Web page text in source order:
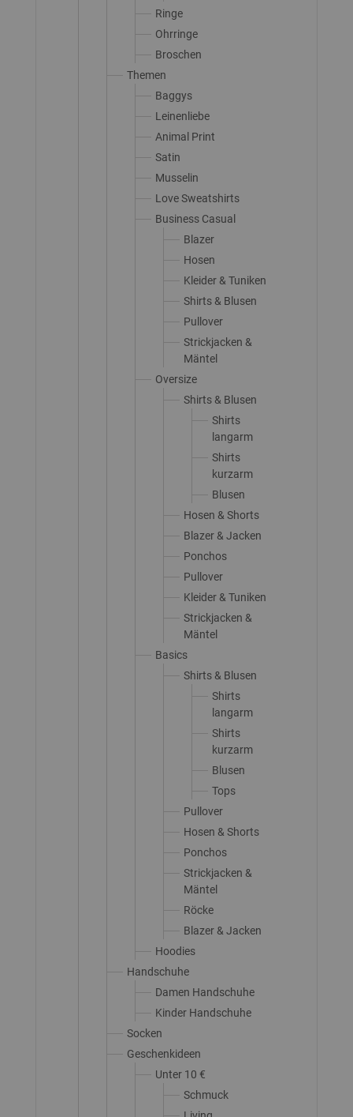
Ringe
Ohrringe
Broschen
Themen
Baggys
Leinenliebe
Animal Print
Satin
Musselin
Love Sweatshirts
Business Casual
Blazer
Hosen
Kleider & Tuniken
Shirts & Blusen
Pullover
Strickjacken &
Mäntel
Oversize
Shirts & Blusen
Shirts
langarm
Shirts
kurzarm
Blusen
Hosen & Shorts
Blazer & Jacken
Ponchos
Pullover
Kleider & Tuniken
Strickjacken &
Mäntel
Basics
Shirts & Blusen
Shirts
langarm
Shirts
kurzarm
Blusen
Tops
Pullover
Hosen & Shorts
Ponchos
Strickjacken &
Mäntel
Röcke
Blazer & Jacken
Hoodies
Handschuhe
Damen Handschuhe
Kinder Handschuhe
Socken
Geschenkideen
Unter 10 €
Schmuck